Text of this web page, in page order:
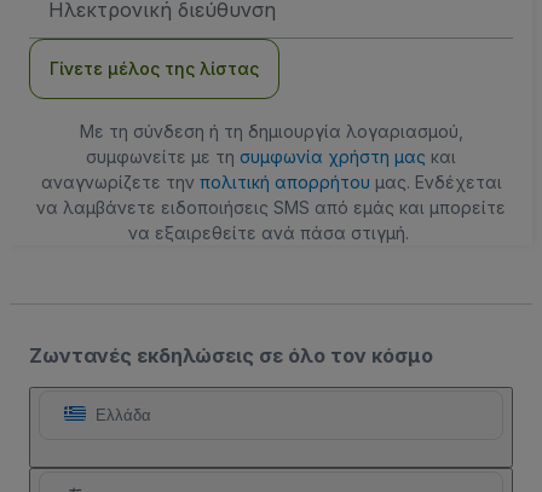
Email
Γίνετε μέλος της λίστας
Με τη σύνδεση ή τη δημιουργία λογαριασμού,
συμφωνείτε με τη συμφωνία χρήστη μας και
αναγνωρίζετε την πολιτική απορρήτου μας. Ενδέχεται
να λαμβάνετε ειδοποιήσεις SMS από εμάς και μπορείτε
να εξαιρεθείτε ανά πάσα στιγμή.
Ζωντανές εκδηλώσεις σε όλο τον κόσμο
Ελλάδα